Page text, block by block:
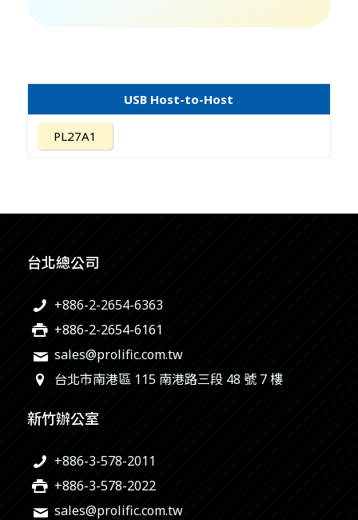
USB Host-to-Host
PL27A1
台北總公司
+886-2-2654-6363
+886-2-2654-6161
sales@prolific.com.tw
台北市南港區 115 南港路三段 48 號 7 樓
新竹辦公室
+886-3-578-2011
+886-3-578-2022
sales@prolific.com.tw